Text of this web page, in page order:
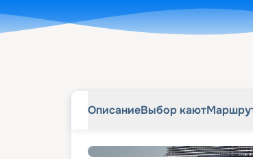
ОписаниеВыбор кают